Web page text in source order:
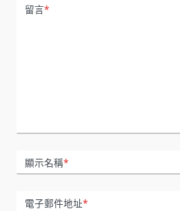
留言*
顯示名稱*
電子郵件地址*